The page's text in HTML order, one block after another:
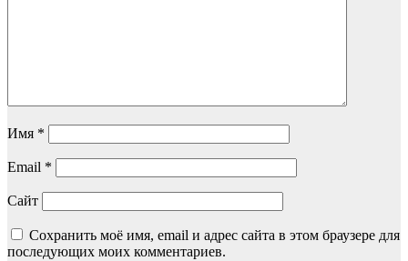
Имя *
Email *
Сайт
Сохранить моё имя, email и адрес сайта в этом браузере для
последующих моих комментариев.